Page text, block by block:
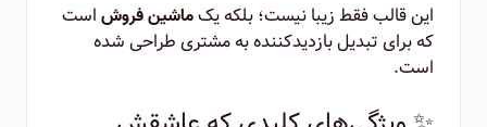
این قالب فقط زیبا نیست؛ بلکه یکماشین فروشاست
که برای تبدیل بازدیدکننده به مشتری طراحی شده
است.